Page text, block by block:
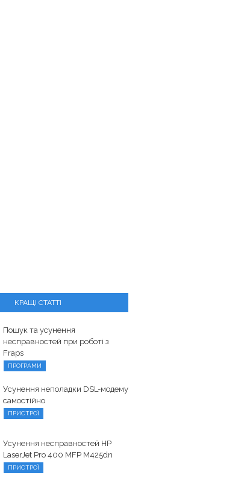
КРАЩІ СТАТТІ
Пошук та усунення
несправностей при роботі з
Fraps
ПРОГРАМИ
Усунення неполадки DSL-модему
самостійно
ПРИСТРОЇ
Усунення несправностей HP
LaserJet Pro 400 MFP M425dn
ПРИСТРОЇ